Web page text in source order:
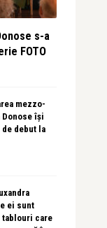
s-a
FOTO
mezzo-
Donose își
de debut la
ei sunt
tablouri care